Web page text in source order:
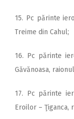
15. Pc părinte
Treime din Cahul;
16. Pc părinte
Găvănoasa,
17. Pc părinte
Eroilor – Ţiganca,